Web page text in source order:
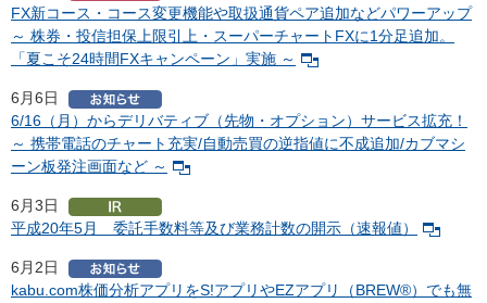
FX新コース・コース変更機能や取扱通貨ペア追加などパワーアップ
～ 株券・投信担保上限引上・スーパーチャートFXに1分足追加。
「夏こそ24時間FXキャンペーン」実施 ～
6月6日
6/16（月）からデリバティブ（先物・オプション）サービス拡充！
～ 携帯電話のチャート充実/自動売買の逆指値に不成追加/カブマシ
ーン板発注画面など ～
6月3日
平成20年5月 委託手数料等及び業務計数の開示（速報値）
6月2日
kabu.com株価分析アプリをS!アプリやEZアプリ（BREW®）でも無